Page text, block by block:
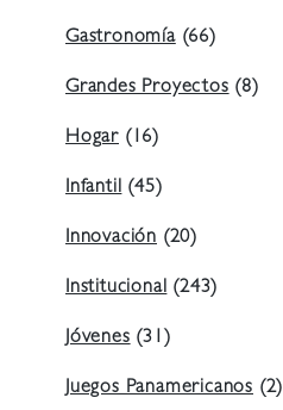
Gastronomía(66)
Grandes Proyectos (8)
Hogar (16)
Infantil (45)
Innovación (20)
Institucional (243)
Jóvenes (31)
Juegos Panamericanos (2)